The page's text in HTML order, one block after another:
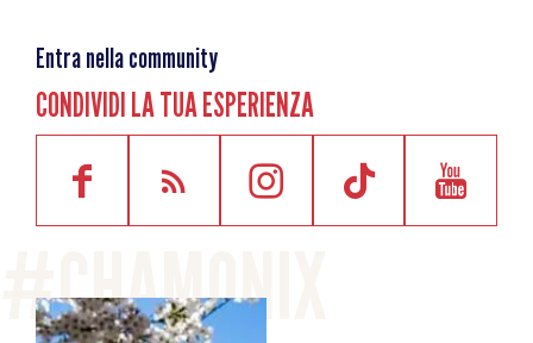
Entra nella community
CONDIVIDI LA TUA ESPERIENZA